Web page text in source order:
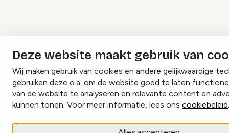
Deze website maakt gebruik van
Wij maken gebruik van cookies en andere gelijkwaardige
gebruiken deze o.a. om de website goed te laten
van de website te analyseren en relevante content en
kunnen tonen. Voor meer informatie, lees ons cookiebeleid.